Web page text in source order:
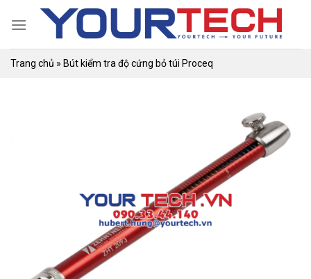
Trang chủ » Bút kiểm tra độ cứng bỏ túi Proceq